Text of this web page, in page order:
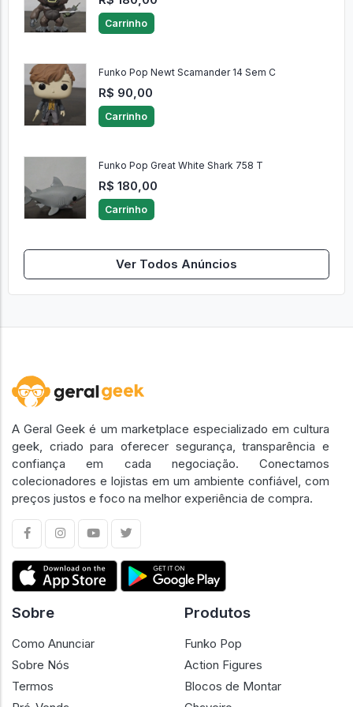
Carrinho
Funko Pop Newt Scamander 14 Sem C
R$ 90,00
Carrinho
Funko Pop Great White Shark 758 T
R$ 180,00
Carrinho
Ver Todos Anúncios
A Geral Geek é um marketplace especializado em cultura
geek, criado para oferecer segurança, transparência e
confiança em cada negociação. Conectamos
colecionadores e lojistas em um ambiente confiável, com
preços justos e foco na melhor experiência de compra.
Sobre
Como Anunciar
Sobre Nós
Termos
Produtos
Funko Pop
Action Figures
Blocos de Montar